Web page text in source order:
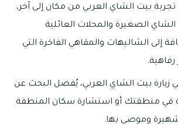
بيت الشاي العربي من مكان إلى آخر،
الصغيرة والمحلات العائلية
إلى الشاليهات والمقاهي الفاخرة التي
رفاهية.
زيارة بيت الشاي العربي، يُفضل البحث عن
في منطقتك أو استشارة سكان المنطقة
وموصى بها.